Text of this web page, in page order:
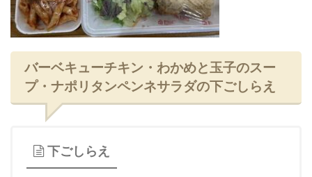
バーベキューチキン・わかめと玉子のスー
プ・ナポリタンペンネサラダの下ごしらえ
下ごしらえ